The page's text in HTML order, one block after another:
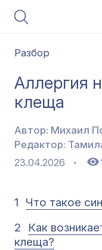
Разбор
Аллергия
клеща
Автор: Михаил
Редактор:
23.04.2026
1
Что такое
2
Как
клеща?